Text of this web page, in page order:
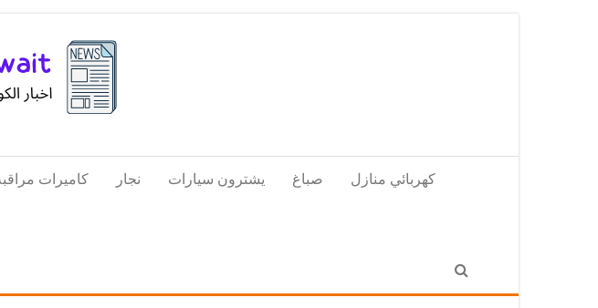
كاميرات نجار يشترون سيارات صباغ كهربائي منازل